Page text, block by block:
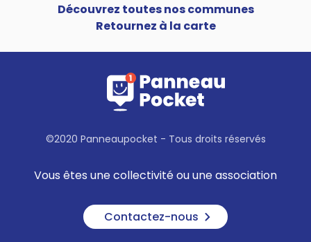
Découvrez toutes nos communes
Retournez à la carte
©2020 Panneaupocket - Tous droits réservés
Vous êtes une collectivité ou une association
Contactez-nous